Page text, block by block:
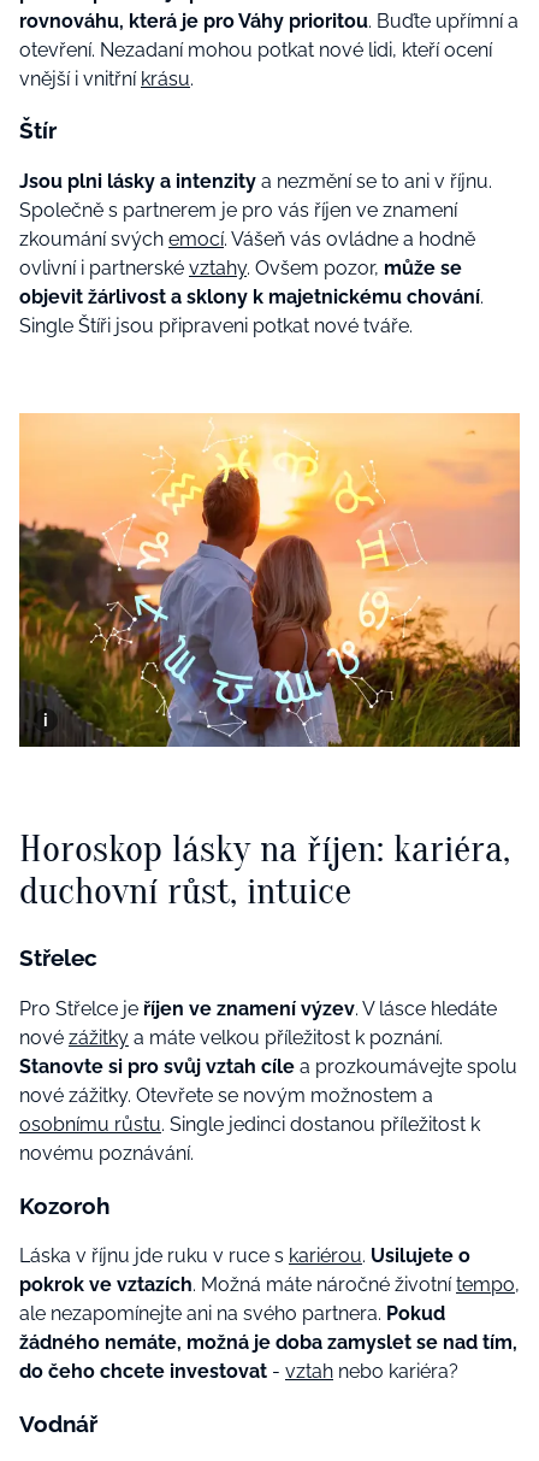
rovnováhu, která je pro Váhy prioritou. Buďte upřímní a
otevření. Nezadaní mohou potkat nové lidi, kteří ocení
vnější i vnitřní krásu.
Štír
Jsou plni lásky a intenzity a nezmění se to ani v říjnu.
Společně s partnerem je pro vás říjen ve znamení
zkoumání svých emocí. Vášeň vás ovládne a hodně
ovlivní i partnerské vztahy. Ovšem pozor, může se
objevit žárlivost a sklony k majetnickému chování.
Single Štíři jsou připraveni potkat nové tváře.
Horoskop lásky na říjen: kariéra,
duchovní růst, intuice
Střelec
Pro Střelce je říjen ve znamení výzev. V lásce hledáte
nové zážitky a máte velkou příležitost k poznání.
Stanovte si pro svůj vztah cíle a prozkoumávejte spolu
nové zážitky. Otevřete se novým možnostem a
osobnímu růstu. Single jedinci dostanou příležitost k
novému poznávání.
Kozoroh
Láska v říjnu jde ruku v ruce s kariérou. Usilujete o
pokrok ve vztazích. Možná máte náročné životnítempo,
ale nezapomínejte ani na svého partnera. Pokud
žádného nemáte, možná je doba zamyslet se nad tím,
do čeho chcete investovat - vztah nebo kariéra?
Vodnář